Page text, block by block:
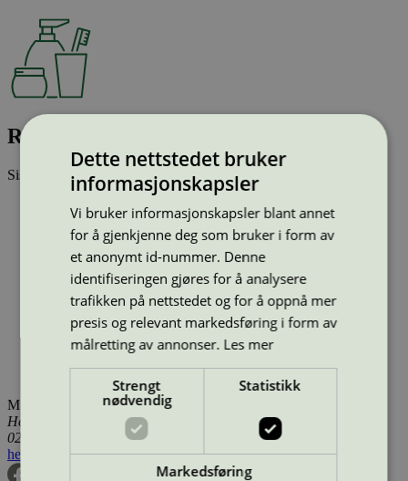
REMA 1000 DK XL, 40 stk.
Sist oppdatert 01 jun 2026
Strekkode (GTIN):
5705830358578
Vis alle GTIN Vis færre GTIN
Type: Bleier (EU ecolabel)
Lisensnummer:
DK/047/001
Miljømerke: EU Ecolabel
Merkevare: REMA 1000
Merkevare nettside: https://www.rema.no/
Lisensinnehaver:Abena Produktion A/S
Lisensinnehaver nettside:
Tilgjengelig i: Danmark
Miljømerking Norge
Henrik Ibsens gate 20
0255 Oslo
hei@svanemerket.no Tlf:24 14 46 00 Org. nr: 971 279 362 MVA
Dette nettstedet bruker
informasjonskapsler
Vi bruker informasjonskapsler blant annet
for å gjenkjenne deg som bruker i form av
et anonymt id-nummer. Denne
identifiseringen gjøres for å analysere
trafikken på nettstedet og for å oppnå mer
presis og relevant markedsføring i form av
målretting av annonser. Les mer
Strengt
nødvendig
Statistikk
Markedsføring